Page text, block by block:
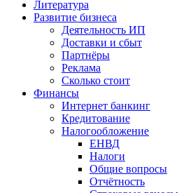
Литература
Развитие бизнеса
Деятельность ИП
Доставки и сбыт
Партнёры
Реклама
Сколько стоит
Финансы
Интернет банкинг
Кредитование
Налогообложение
ЕНВД
Налоги
Общие вопросы
Отчётность